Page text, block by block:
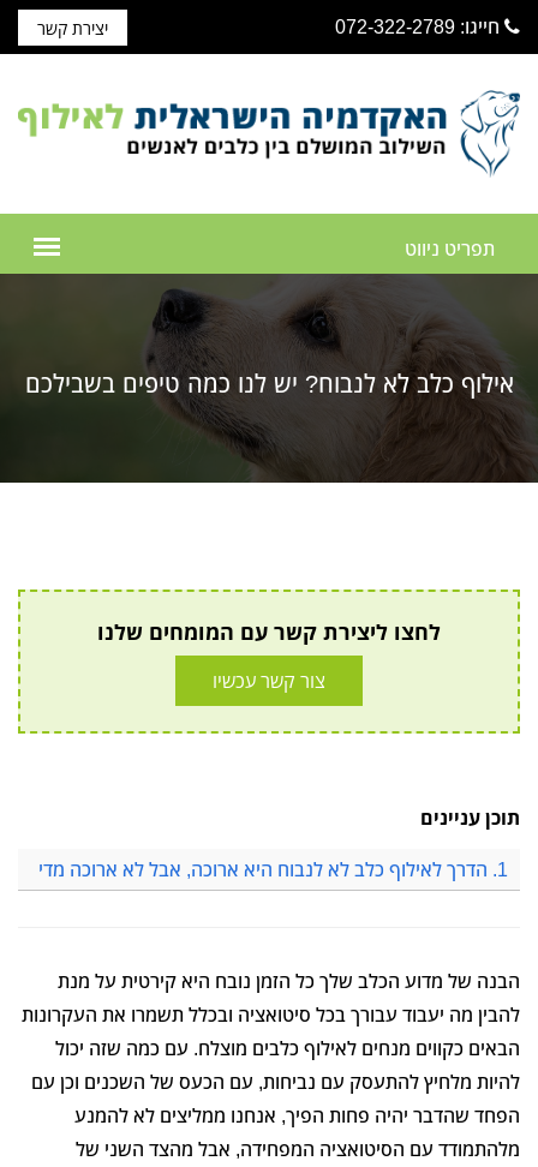
חייגו: 072-322-2789 יצירת קשר
אילוף כלב לא לנבוח? יש לנו כמה טיפים בשבילכם
לחצו ליצירת קשר עם המומחים שלנו
צור קשר עכשיו
תוכן עניינים
1. הדרך לאילוף כלב לא לנבוח היא ארוכה, אבל לא ארוכה מדי
הבנה של מדוע הכלב שלך כל הזמן נובח היא קירטית על מנת
להבין מה יעבוד עבורך בכל סיטואציה ובכלל תשמרו את העקרונות
הבאים כקווים מנחים לאילוף כלבים מוצלח. עם כמה שזה יכול
להיות מלחיץ להתעסק עם נביחות, עם הכעס של השכנים וכן עם
הפחד שהדבר יהיה פחות הפיך, אנחנו ממליצים לא להמנע
מלהתמודד עם הסיטואציה המפחידה, אבל מהצד השני של